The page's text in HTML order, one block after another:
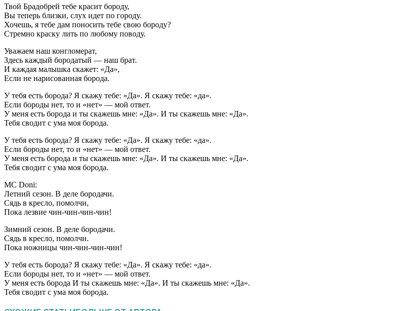
Твой Брадобрей тебе красит бороду,
Вы теперь близки, слух идет по городу.
Хочешь, я тебе дам поносить тебе свою бороду?
Стремно краску лить по любому поводу.
Уважаем наш конгломерат,
Здесь каждый бородатый — наш брат.
И каждая малышка скажет: «Да»,
Если не нарисованная борода.
У тебя есть борода? Я скажу тебе: «Да». Я скажу тебе: «да».
Если бороды нет, то и «нет» — мой ответ.
У меня есть борода и ты скажешь мне: «Да». И ты скажешь мне: «Да».
Тебя сводит с ума моя борода.
У тебя есть борода? Я скажу тебе: «Да». Я скажу тебе: «да».
Если бороды нет, то и «нет» — мой ответ.
У меня есть борода и ты скажешь мне: «Да». И ты скажешь мне: «Да».
Тебя сводит с ума моя борода.
MC Doni:
Летний сезон. В деле бородачи.
Сядь в кресло, помолчи,
Пока лезвие чин-чин-чин-чин!
Зимний сезон. В деле бородачи.
Сядь в кресло, помолчи.
Пока ножницы чин-чин-чин-чин!
У тебя есть борода? Я скажу тебе: «Да». Я скажу тебе: «да».
Если бороды нет, то и «нет» — мой ответ.
У меня есть борода И ты скажешь мне: «Да». И ты скажешь мне: «Да».
Тебя сводит с ума моя борода.